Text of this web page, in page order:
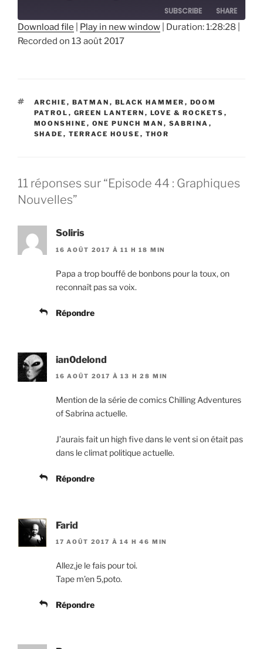
SUBSCRIBE SHARE
SHARE
Download file Play in new window Duration: 1:28:28
Recorded on 13 août 2017
ÉTIQUETTES
ARCHIE , BATMAN , BLACK HAMMER , DOOM
PATROL , GREEN LANTERN , LOVE & ROCKETS ,
MOONSHINE , ONE PUNCH MAN , SABRINA ,
SHADE , TERRACE HOUSE , THOR
11 réponses sur “Episode 44 : Graphiques
Nouvelles”
Soliris
16 AOÛT 2017 À 11 H 18 MIN
Papa a trop bouffé de bonbons pour la toux, on
reconnaît pas sa voix.
Répondre
ian0delond
16 AOÛT 2017 À 13 H 28 MIN
Mention de la série de comics Chilling Adventures
of Sabrina actuelle.
J’aurais fait un high five dans le vent si on était pas
dans le climat politique actuelle.
Répondre
Farid
17 AOÛT 2017 À 14 H 46 MIN
Allez,je le fais pour toi.
Tape m’en 5,poto.
Répondre